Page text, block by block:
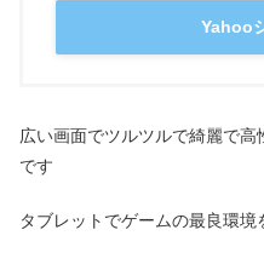
Yahoo
広い画面でツルツルで綺麗で
です
タブレットでゲームの最良環